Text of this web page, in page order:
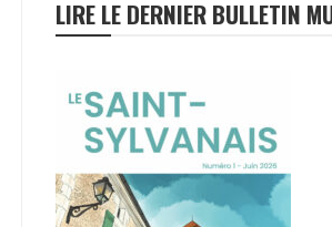
LIRE LE DERNIER BULLETIN